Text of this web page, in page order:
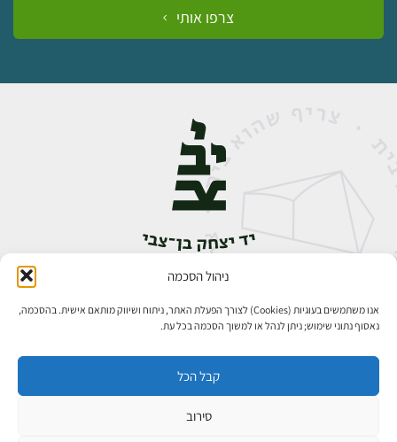
ניהול הסכמה
אנו משתמשים בעוגיות (Cookies) לצורך הפעלת האתר, ניתוח ושיווק מותאם אישית. בהסכמה,
נאסוף נתוני שימוש; ניתן לנהל או למשוך הסכמה בכל עת.
קבל הכל
סירוב
צרפו אותי
אבן גבירול 14, רחביה, ירושלים